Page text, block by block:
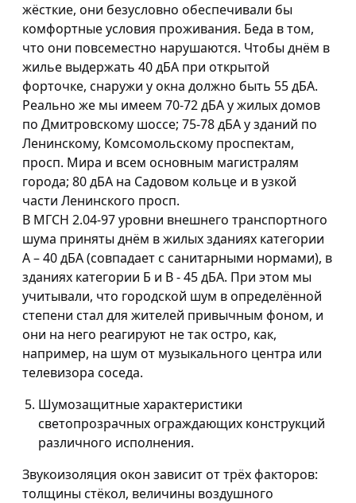
жёсткие, они безусловно обеспечивали бы
комфортные условия проживания. Беда в том,
что они повсеместно нарушаются. Чтобы днём в
жилье выдержать 40 дБА при открытой
форточке, снаружи у окна должно быть 55 дБА.
Реально же мы имеем 70-72 дБА у жилых домов
по Дмитровскому шоссе; 75-78 дБА у зданий по
Ленинскому, Комсомольскому проспектам,
просп. Мира и всем основным магистралям
города; 80 дБА на Садовом кольце и в узкой
части Ленинского просп.
В МГСН 2.04-97 уровни внешнего транспортного
шума приняты днём в жилых зданиях категории
А – 40 дБА (совпадает с санитарными нормами), в
зданиях категории Б и В - 45 дБА. При этом мы
учитывали, что городской шум в определённой
степени стал для жителей привычным фоном, и
они на него реагируют не так остро, как,
например, на шум от музыкального центра или
телевизора соседа.
Шумозащитные характеристики
светопрозрачных ограждающих конструкций
различного исполнения.
Звукоизоляция окон зависит от трёх факторов:
толщины стёкол, величины воздушного